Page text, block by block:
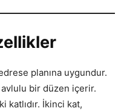
planına uygundur.
avlulu bir düzen içerir.
katlıdır. İkinci kat,